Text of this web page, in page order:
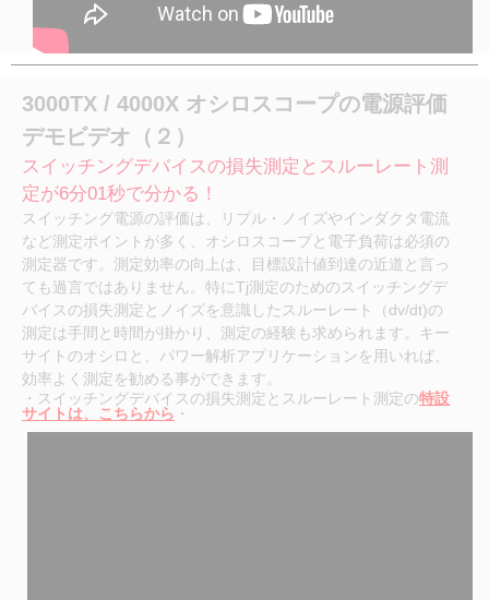
3000TX / 4000X オシロスコープの電源評価
デモビデオ（２）
スイッチングデバイスの損失測定とスルーレート測
定が6分01秒で分かる！
スイッチング電源の評価は、リプル・ノイズやインダクタ電流
など測定ポイントが多く、オシロスコープと電子負荷は必須の
測定器です。測定効率の向上は、目標設計値到達の近道と言っ
ても過言ではありません。特にTj測定のためのスイッチングデ
バイスの損失測定とノイズを意識したスルーレート（dv/dt)の
測定は手間と時間が掛かり、測定の経験も求められます。キー
サイトのオシロと、パワー解析アプリケーションを用いれば、
効率よく測定を勧める事ができます。
・スイッチングデバイスの損失測定とスルーレート測定の特設
サイトは、こちらから ・